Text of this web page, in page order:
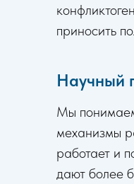
приносить
Научный
Мы
механизмы
работает и
дают более